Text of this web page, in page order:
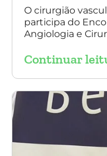
O cirurgião
participa do
Angiologia e
aneurisma da
Continuar